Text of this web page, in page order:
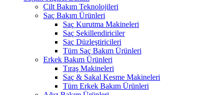
Cilt Bakım Teknolojileri
Saç Bakım Ürünleri
Saç Kurutma Makineleri
Saç Şekillendiriciler
Saç Düzleştiricileri
Tüm Saç Bakım Ürünleri
Erkek Bakım Ürünleri
Tıraş Makineleri
Saç & Sakal Kesme Makineleri
Tüm Erkek Bakım Ürünleri